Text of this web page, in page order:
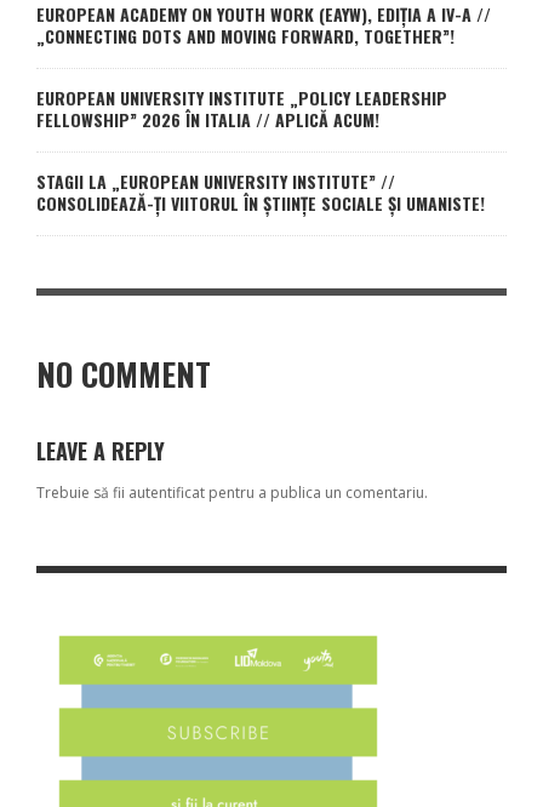
EUROPEAN ACADEMY ON YOUTH WORK (EAYW), EDIȚIA A IV-A //
„CONNECTING DOTS AND MOVING FORWARD, TOGETHER”!
EUROPEAN UNIVERSITY INSTITUTE „POLICY LEADERSHIP
FELLOWSHIP” 2026 ÎN ITALIA // APLICĂ ACUM!
STAGII LA „EUROPEAN UNIVERSITY INSTITUTE” //
CONSOLIDEAZĂ-ȚI VIITORUL ÎN ȘTIINȚE SOCIALE ȘI UMANISTE!
NO COMMENT
LEAVE A REPLY
Trebuie să fii autentificat pentru a publica un comentariu.